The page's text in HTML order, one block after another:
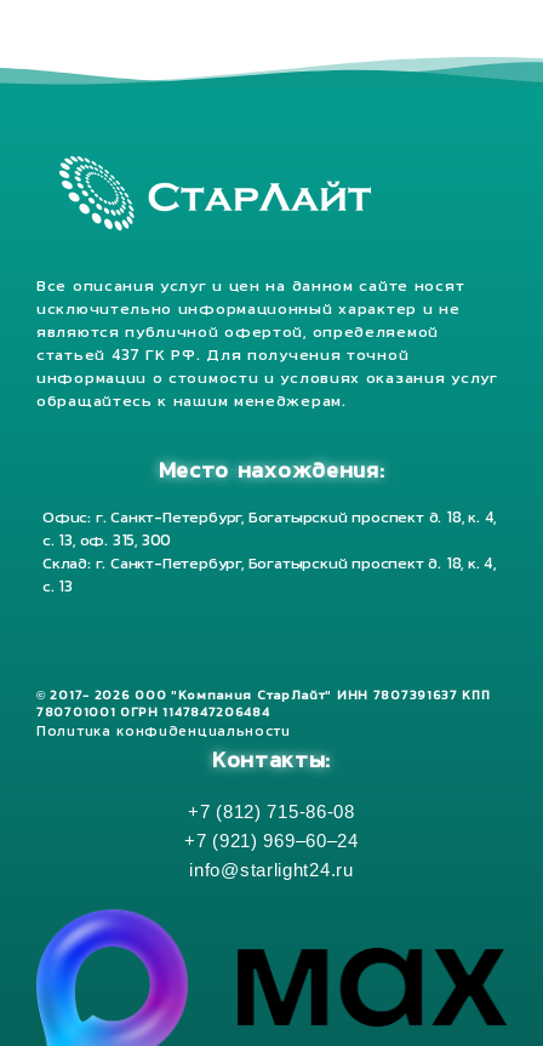
Все описания услуг и цен на данном сайте носят
исключительно информационный характер и не
являются публичной офертой, определяемой
статьей 437 ГК РФ. Для получения точной
информации о стоимости и условиях оказания услуг
обращайтесь к нашим менеджерам.
Место нахождения:
Офис: г. Санкт-Петербург, Богатырский проспект д. 18, к. 4,
с. 13, оф. 315, 300
Склад: г. Санкт-Петербург, Богатырский проспект д. 18, к. 4,
с. 13
© 2017- 2026 ООО "Компания СтарЛайт" ИНН 7807391637 КПП
780701001 ОГРН 1147847206484
Политика конфиденциальности
Контакты:
+7 (812) 715-86-08
+7 (921) 969–60–24
info@starlight24.ru